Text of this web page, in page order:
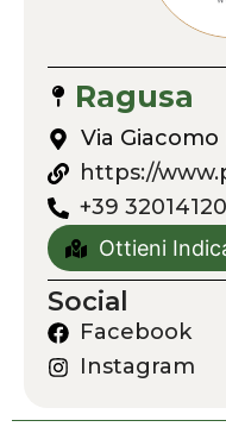
Ragusa
Via
https://
+39
Ottieni
Social
Facebook
Instagram